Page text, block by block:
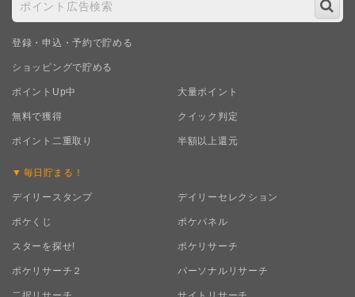
登録・申込・予約で貯める
ショッピングで貯める
ポイントUp中 大量ポイント
無料で獲得 クイック判定
ポイント二重取り 半額以上還元
毎日 貯まる！
デイリースタンプ デイリーセレクション
ポケくじ ポケパネル
スターを探せ! ポケリサーチ
ポケリサーチ２ パーソナルリサーチ